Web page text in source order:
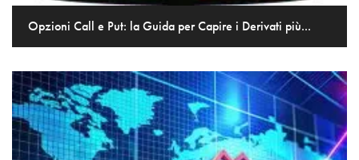
Opzioni Call e Put: la Guida per Capire i Derivati più...